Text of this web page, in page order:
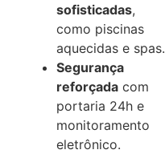
sofisticadas,
como piscinas
aquecidas e spas.
Segurança
reforçada com
portaria 24h e
monitoramento
eletrônico.